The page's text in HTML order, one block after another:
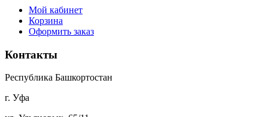
Мой кабинет
Корзина
Оформить заказ
Контакты
Республика Башкортостан
г. Уфа